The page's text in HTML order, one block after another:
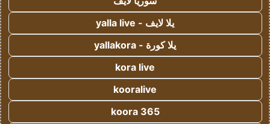
يلا لايف - yalla live
يلا كورة - yallakora
kora live
kooralive
koora 365